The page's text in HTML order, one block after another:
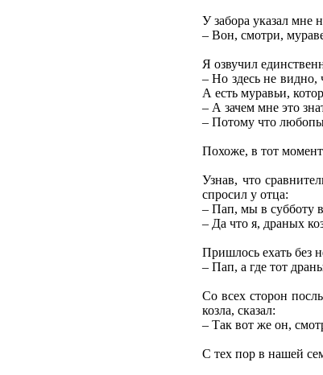
У забора указал мне
– Вон, смотри,
Я озвучил
– Но здесь не видно,
А есть муравьи,
– А зачем мне это
– Потому что
Похоже, в тот
Узнав, что
спросил у отца:
– Пап, мы в субботу
– Да что я, драных
Пришлось ехать без
– Пап, а где тот
Со всех сторон
козла, сказал:
– Так вот же он,
С тех пор в нашей